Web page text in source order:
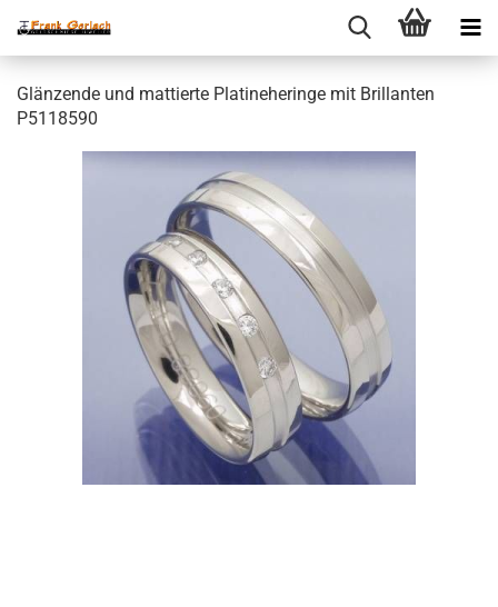
Glänzende und mattierte Platineheringe mit Brillanten
P5118590